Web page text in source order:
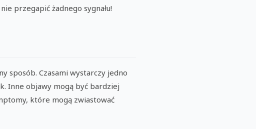
przegapić żadnego sygnału!
sposób. Czasami wystarczy jedno
Inne objawy mogą być bardziej
które mogą zwiastować